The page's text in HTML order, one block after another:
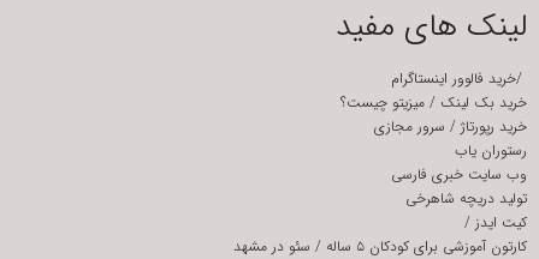
لینک های مفید
/خرید فالوور اینستاگرام
خرید بک لینک / میزیتو چیست؟
خرید رپورتاژ / سرور مجازی
رستوران یاب
وب سایت خبری فارسی
تولید دریچه شاهرخی
کیت ایدز /
کارتون آموزشی برای کودکان ۵ ساله
/ سئو در مشهد